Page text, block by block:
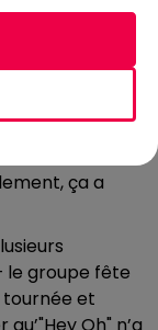
du quotidien :
entendu, la
– oui, même
par leur
Roméo &
ça a
le groupe fête
tournée et